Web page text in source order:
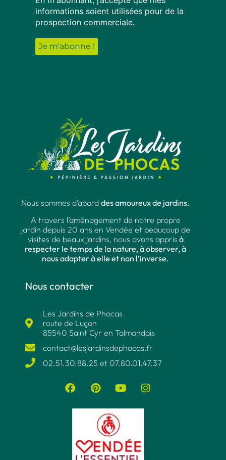
informations soient utilisées pour de la
prospection commerciale.
Nous sommes d’abord des amoureux de jardins.
A travers l’aménagement de notre propre
jardin depuis 20 ans en Vendée et beaucoup de
visites de beaux jardins, nous avons appris à
respecter le temps de la nature, à observer, à
nous adapter à elle et non l’inverse.
Nous contacter
Les Jardins de Phocas
route de Luçon
85540 Saint Cyr en Talmondais
contact@lesjardinsdephocas.fr​
02.51.30.88.25 et 07.80.01.47.37​